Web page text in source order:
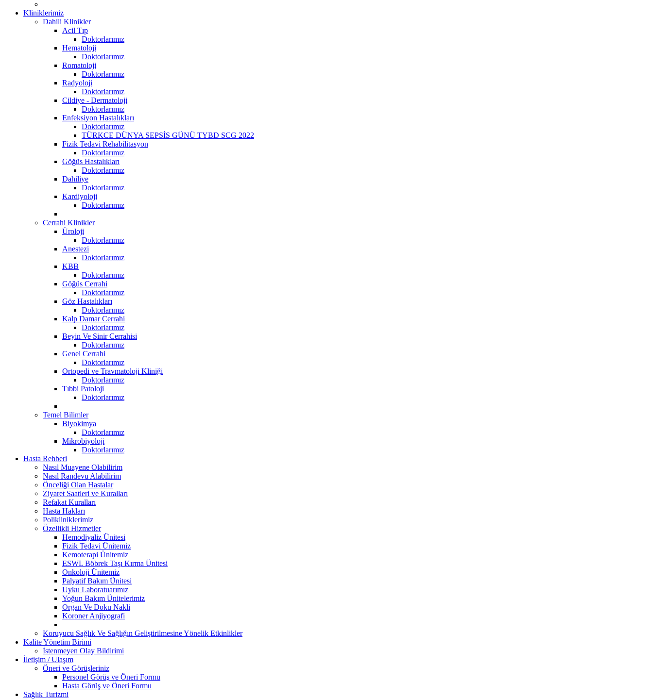
Kliniklerimiz
Dahili Klinikler
Acil Tıp
Doktorlarımız
Hematoloji
Doktorlarımız
Romatoloji
Doktorlarımız
Radyoloji
Doktorlarımız
Cildiye - Dermatoloji
Doktorlarımız
Enfeksiyon Hastalıkları
Doktorlarımız
TÜRKCE DÜNYA SEPSİS GÜNÜ TYBD SCG 2022
Fizik Tedavi Rehabilitasyon
Doktorlarımız
Göğüs Hastalıkları
Doktorlarımız
Dahiliye
Doktorlarımız
Kardiyoloji
Doktorlarımız
Cerrahi Klinikler
Üroloji
Doktorlarımız
Anestezi
Doktorlarımız
KBB
Doktorlarımız
Göğüs Cerrahi
Doktorlarımız
Göz Hastalıkları
Doktorlarımız
Kalp Damar Cerrahi
Doktorlarımız
Beyin Ve Sinir Cerrahisi
Doktorlarımız
Genel Cerrahi
Doktorlarımız
Ortopedi ve Travmatoloji Kliniği
Doktorlarımız
Tıbbi Patoloji
Doktorlarımız
Temel Bilimler
Biyokimya
Doktorlarımız
Mikrobiyoloji
Doktorlarımız
Hasta Rehberi
Nasıl Muayene Olabilirim
Nasıl Randevu Alabilirim
Önceliği Olan Hastalar
Ziyaret Saatleri ve Kuralları
Refakat Kuralları
Hasta Hakları
Polikliniklerimiz
Özellikli Hizmetler
Hemodiyaliz Ünitesi
Fizik Tedavi Ünitemiz
Kemoterapi Ünitemiz
ESWL Böbrek Taşı Kırma Ünitesi
Onkoloji Ünitemiz
Palyatif Bakım Ünitesi
Uyku Laboratuarımız
Yoğun Bakım Ünitelerimiz
Organ Ve Doku Nakli
Koroner Anjiyografi
Koruyucu Sağlık Ve Sağlığın Geliştirilmesine Yönelik Etkinlikler
Kalite Yönetim Birimi
İstenmeyen Olay Bildirimi
İletişim / Ulaşım
Öneri ve Görüşleriniz
Personel Görüş ve Öneri Formu
Hasta Görüş ve Öneri Formu
Sağlık Turizmi